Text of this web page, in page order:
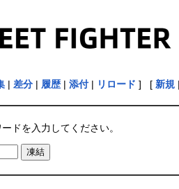
| 差分| 履歴| 添付| リロード ] [ 新規|
ドを入力してください。